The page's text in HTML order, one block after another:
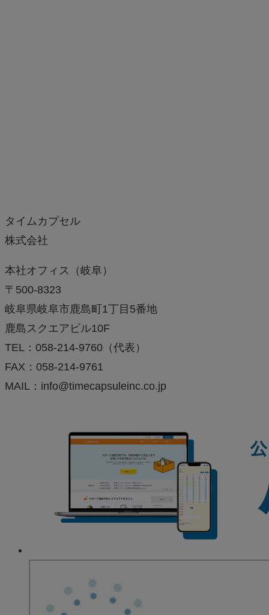
タイムカプセル
株式会社
本社オフィス（岐阜）
〒500-8323
岐阜県岐阜市鹿島町1丁目5番地
鹿島スクエアビル10F
TEL：058-214-9760（代表）
FAX：058-214-9761
MAIL：info@timecapsuleinc.co.jp